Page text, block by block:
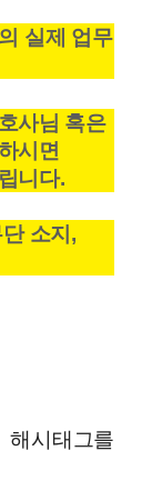
실제 업무
사님 혹은
시면
니다.
소지,
시태그를